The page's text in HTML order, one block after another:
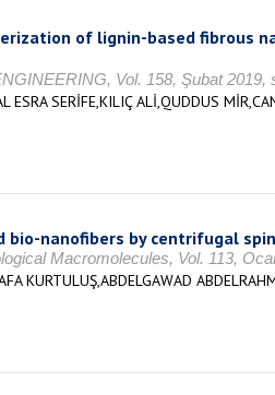
of lignin-based fibrous
Vol. 158, Şubat 2019,
ESRA SERİFE,KILIÇ ALİ,QUDDUS
bio-nanofibers by centrifugal
Macromolecules, Vol. 113,
KURTULUŞ,ABDELGAWAD